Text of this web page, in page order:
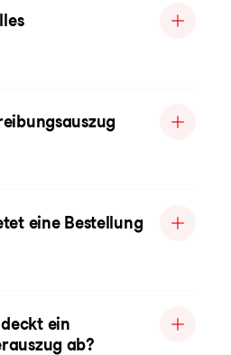
eine Bestellung
ein
ab?